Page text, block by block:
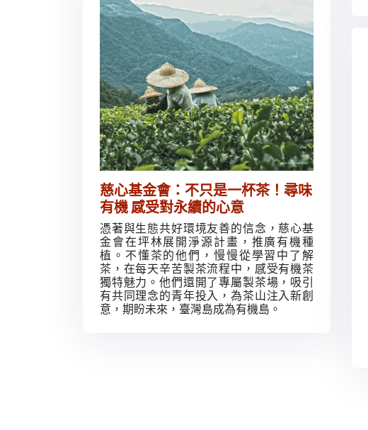
慈心基金會：不只是一杯茶！尋味
有機 感受對永續的心意
憑著與生態共好環境友善的信念，慈心基
金會在坪林展開淨源計畫，推廣有機種
植。不懂茶的他們，慢慢從學習中了解
茶，在每天辛苦製茶流程中，感受有機茶
獨特魅力。他們還開了專屬製茶場，吸引
有共同理念的青年投入，為茶山注入新創
意，期盼未來，臺灣島成為有機島。